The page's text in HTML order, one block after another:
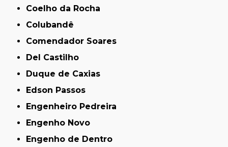
Coelho da Rocha
Colubandê
Comendador Soares
Del Castilho
Duque de Caxias
Edson Passos
Engenheiro Pedreira
Engenho Novo
Engenho de Dentro